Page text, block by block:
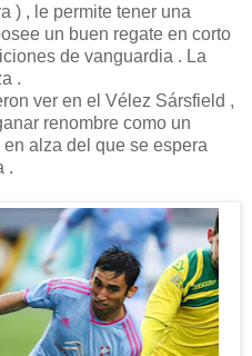
) , le permite tener una
un buen regate en corto
de vanguardia . La
.
ver en el Vélez Sársfield ,
renombre como un
alza del que se espera
.